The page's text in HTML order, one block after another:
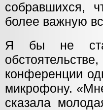
собравшихся,
более важную
Я бы не
конференции
микрофону.
сказала